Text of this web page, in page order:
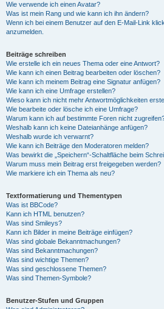
Wie verwende ich einen Avatar?
Was ist mein Rang und wie kann ich ihn ändern?
Wenn ich bei einem Benutzer auf den E-Mail-Link
anzumelden.
Beiträge schreiben
Wie erstelle ich ein neues Thema oder eine Antwort?
Wie kann ich einen Beitrag bearbeiten oder löschen?
Wie kann ich meinem Beitrag eine Signatur anfügen?
Wie kann ich eine Umfrage erstellen?
Wieso kann ich nicht mehr Antwortmöglichkeiten
Wie bearbeite oder lösche ich eine Umfrage?
Warum kann ich auf bestimmte Foren nicht
Weshalb kann ich keine Dateianhänge anfügen?
Weshalb wurde ich verwarnt?
Wie kann ich Beiträge den Moderatoren melden?
Was bewirkt die „Speichern“-Schaltfläche beim
Warum muss mein Beitrag erst freigegeben werden?
Wie markiere ich ein Thema als neu?
Textformatierung und Thementypen
Was ist BBCode?
Kann ich HTML benutzen?
Was sind Smileys?
Kann ich Bilder in meine Beiträge einfügen?
Was sind globale Bekanntmachungen?
Was sind Bekanntmachungen?
Was sind wichtige Themen?
Was sind geschlossene Themen?
Was sind Themen-Symbole?
Benutzer-Stufen und Gruppen